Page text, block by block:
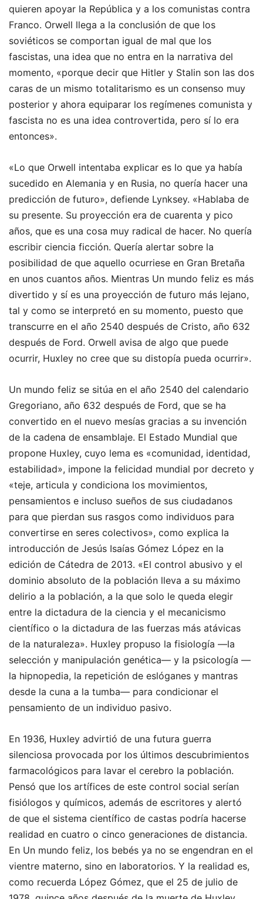
quieren apoyar la República y a los comunistas contra
Franco. Orwell llega a la conclusión de que los
soviéticos se comportan igual de mal que los
fascistas, una idea que no entra en la narrativa del
momento, «porque decir que Hitler y Stalin son las dos
caras de un mismo totalitarismo es un consenso muy
posterior y ahora equiparar los regímenes comunista y
fascista no es una idea controvertida, pero sí lo era
entonces».
«Lo que Orwell intentaba explicar es lo que ya había
sucedido en Alemania y en Rusia, no quería hacer una
predicción de futuro», defiende Lynksey. «Hablaba de
su presente. Su proyección era de cuarenta y pico
años, que es una cosa muy radical de hacer. No quería
escribir ciencia ficción. Quería alertar sobre la
posibilidad de que aquello ocurriese en Gran Bretaña
en unos cuantos años. Mientras Un mundo feliz es más
divertido y sí es una proyección de futuro más lejano,
tal y como se interpretó en su momento, puesto que
transcurre en el año 2540 después de Cristo, año 632
después de Ford. Orwell avisa de algo que puede
ocurrir, Huxley no cree que su distopía pueda ocurrir».
Un mundo feliz se sitúa en el año 2540 del calendario
Gregoriano, año 632 después de Ford, que se ha
convertido en el nuevo mesías gracias a su invención
de la cadena de ensamblaje. El Estado Mundial que
propone Huxley, cuyo lema es «comunidad, identidad,
estabilidad», impone la felicidad mundial por decreto y
«teje, articula y condiciona los movimientos,
pensamientos e incluso sueños de sus ciudadanos
para que pierdan sus rasgos como individuos para
convertirse en seres colectivos», como explica la
introducción de Jesús Isaías Gómez López en la
edición de Cátedra de 2013. «El control abusivo y el
dominio absoluto de la población lleva a su máximo
delirio a la población, a la que solo le queda elegir
entre la dictadura de la ciencia y el mecanicismo
científico o la dictadura de las fuerzas más atávicas
de la naturaleza». Huxley propuso la fisiología —la
selección y manipulación genética— y la psicología —
la hipnopedia, la repetición de eslóganes y mantras
desde la cuna a la tumba— para condicionar el
pensamiento de un individuo pasivo.
En 1936, Huxley advirtió de una futura guerra
silenciosa provocada por los últimos descubrimientos
farmacológicos para lavar el cerebro la población.
Pensó que los artífices de este control social serían
fisiólogos y químicos, además de escritores y alertó
de que el sistema científico de castas podría hacerse
realidad en cuatro o cinco generaciones de distancia.
En Un mundo feliz, los bebés ya no se engendran en el
vientre materno, sino en laboratorios. Y la realidad es,
como recuerda López Gómez, que el 25 de julio de